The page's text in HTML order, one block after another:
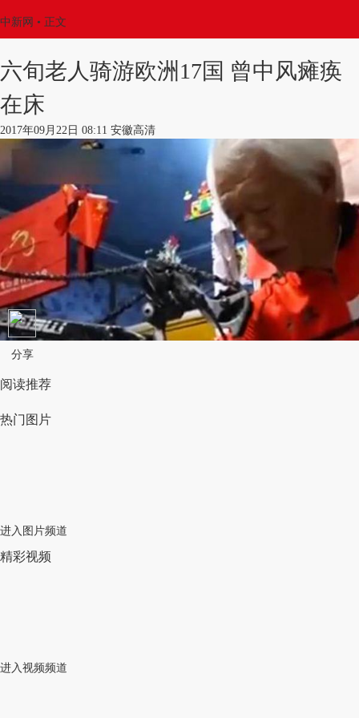
中新网 • 正文
六旬老人骑游欧洲17国 曾中风瘫痪
在床
2017年09月22日 08:11 安徽高清
分享
阅读推荐
热门图片
进入图片频道
精彩视频
进入视频频道